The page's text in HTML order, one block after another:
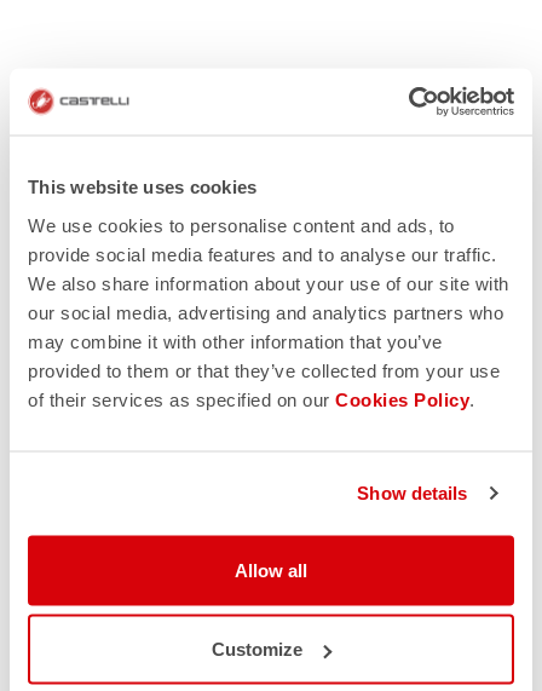
This website uses cookies
We use cookies to personalise content and ads, to
provide social media features and to analyse our traffic.
We also share information about your use of our site with
our social media, advertising and analytics partners who
may combine it with other information that you’ve
provided to them or that they’ve collected from your use
of their services as specified on our Cookies Policy.
Show details
Allow all
Customize